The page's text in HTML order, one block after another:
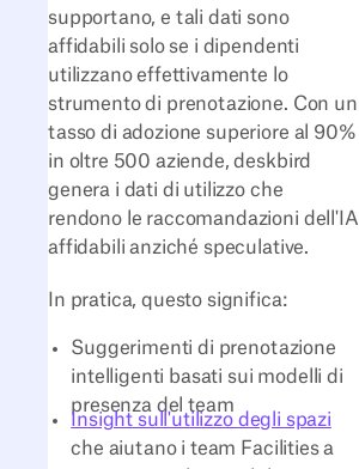
supportano, e tali dati sono
affidabili solo se i dipendenti
utilizzano effettivamente lo
strumento di prenotazione. Con un
tasso di adozione superiore al 90%
in oltre 500 aziende, deskbird
genera i dati di utilizzo che
rendono le raccomandazioni dell'IA
affidabili anziché speculative.
In pratica, questo significa:
Suggerimenti di prenotazione
intelligenti basati sui modelli di
presenza del team
Insight sull'utilizzo degli spazi
che aiutano i team Facilities a